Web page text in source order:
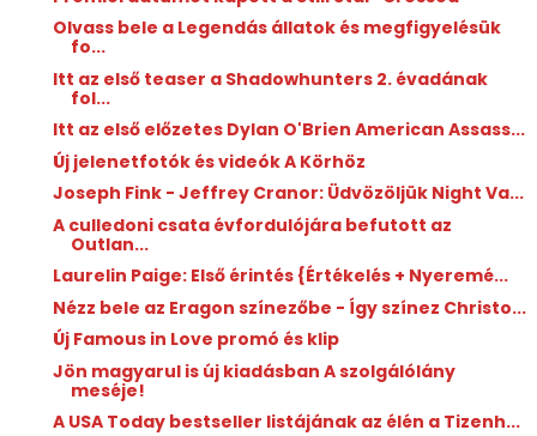
Olvass bele a Legendás állatok és megfigyelésük
fo...
Itt az első teaser a Shadowhunters 2. évadának
fol...
Itt az első előzetes Dylan O'Brien American Assass...
Új jelenetfotók és videók A Körhöz
Joseph Fink - Jeffrey Cranor: Üdvözöljük ​Night Va...
A culledoni csata évfordulójára befutott az
Outlan...
Laurelin Paige: Első ​érintés {Értékelés + Nyeremé...
Nézz bele az Eragon színezőbe - Így színez Christo...
Új Famous in Love promó és klip
Jön magyarul is új kiadásban A szolgálólány
meséje!
A USA Today bestseller listájának az élén a Tizenh...